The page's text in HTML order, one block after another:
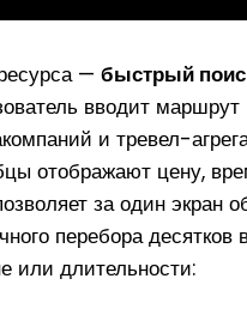
— быстрый
вводит
и тревел-
отображают цену,
за один экран
перебора десятков
или длительности: